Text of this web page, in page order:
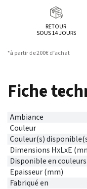
RETOUR
SOUS 14 JOURS
*à partir de 200€ d’achat
Fiche
Ambiance
Couleur
Couleur(s)
Dimensions HxLxE
Disponible en couleurs
Epaisseur (mm)
Fabriqué en